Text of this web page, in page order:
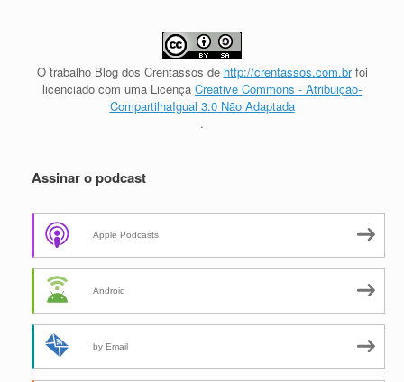
O trabalho Blog dos Crentassos de http://crentassos.com.brfoi
licenciado com uma Licença Creative Commons - Atribuição-
CompartilhaIgual 3.0 Não Adaptada
.
Assinar o podcast
Apple Podcasts
Android
by Email